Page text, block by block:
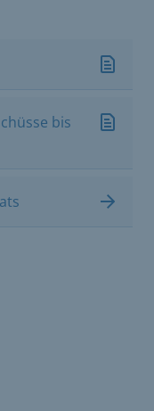
bis